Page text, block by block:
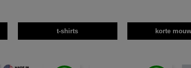
t-shirts korte